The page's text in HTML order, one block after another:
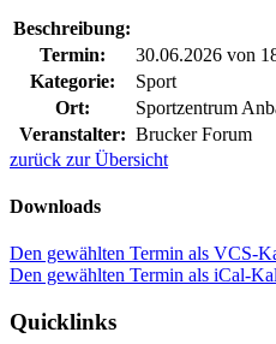
Beschreibung:
Termin:
30.06.2026 von
Kategorie:
Sport
Ort:
Sportzentrum
Veranstalter: Brucker Forum
zurück zur Übersicht
Downloads
Den gewählten Termin als VCS-
Den gewählten Termin als iCal-
Quicklinks